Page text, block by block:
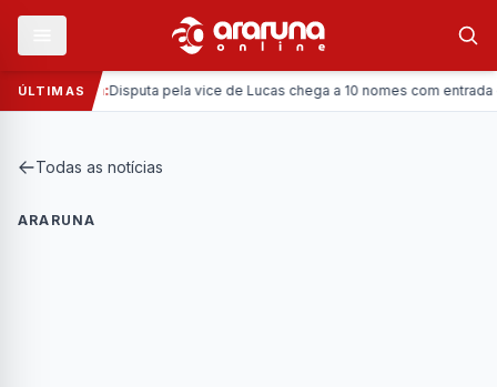
ÚLTIMAS
Política: Disputa pela vice de Lucas chega a 10 nomes com entrada
Todas as notícias
ARARUNA